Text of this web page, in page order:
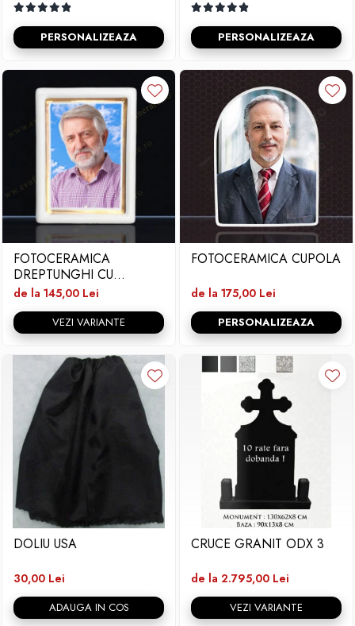
PERSONALIZEAZA PERSONALIZEAZA
FOTOCERAMICA
DREPTUNGHI CU
BORDURA SI FIR
de la 145,00 Lei
VEZI VARIANTE
FOTOCERAMICA CUPOLA
de la 175,00 Lei
PERSONALIZEAZA
DOLIU USA
30,00 Lei
ADAUGA IN COS
CRUCE GRANIT ODX 3
de la 2.795,00 Lei
VEZI VARIANTE